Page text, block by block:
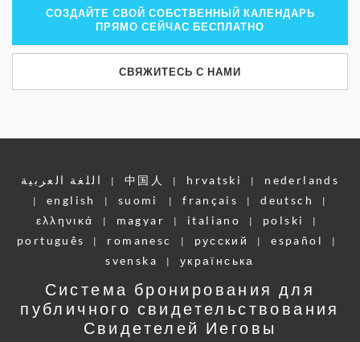
СОЗДАЙТЕ СВОЙ СОБСТВЕННЫЙ КАЛЕНДАРЬ
ПРЯМО СЕЙЧАС БЕСПЛАТНО
СВЯЖИТЕСЬ С НАМИ
اللغة العربية | 中国人 | hrvatski | nederlands
| english | suomi | français | deutsch |
ελληνικά | magyar | italiano | polski |
português | romanesc | pусский | español |
svenska | українська
Система бронирования для
публичного свидетельствования
Свидетелей Иеговы